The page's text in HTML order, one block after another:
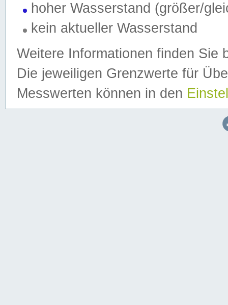
hoher Wasserstand (größer/
kein aktueller Wasserstand
Weitere Informationen finden Sie
Die jeweiligen Grenzwerte für
Messwerten können in den